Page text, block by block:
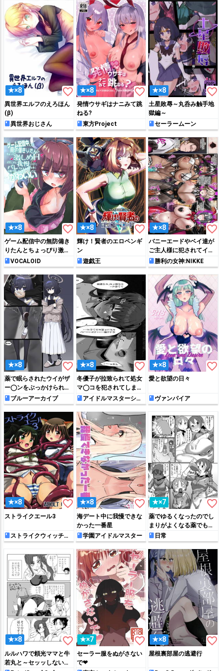
★×8 favorite_border
異世界エルフのえろほん
(β)
異世界おじさん
★×8 favorite_border
発情ウサギはナニみて跳
ねる?
東方Project
★×8 favorite_border
土星敗辱～丸呑み触手地
獄編～
セーラームーン
★×8 favorite_border
ゲーム配信中の無防備き
りたんとちょっぴり激し
めH 必死に声を我慢しな
がらバレないように頑張
る様子が可愛い
VOCALOID
★×8 favorite_border
輝け！賢者のエロペンギ
ン
遊戯王
★×8 favorite_border
バニーエードやベイ達が
ご主人様に犯されてイキ
まくる!!
勝利の女神:NIKKE
★×8 favorite_border
薬で眠らされたウイがザ
ー◯ンをぶっかけられち
ゃう♡
ブルーアーカイブ
★×8 favorite_border
冬優子が拉致られて処女
マ◯コを犯されてしま
う…アイドルマスターシャ
イニーカラーズ
★×8 favorite_border
愛と欲望の日々
ヴァンパイア
★×8 favorite_border
ストライクエール3
ストライクウィッチー
ズ
★×8 favorite_border
海デート中に我慢できな
かった一番星
学園アイドルマスター
★×7 favorite_border
薬でゆるくなったのでし
まりがよくなる薬でもと
にもどすゆっこ + 姉にち
んぽはえて親友をとられ
るみお
日常
★×8 favorite_border
ルルハワで頼光ママと牛
若丸と～セッッしないと
★×7 favorite_border
セーラー服をぬがさない
で❤︎
★×8 favorite_border
屋根裏部屋の逃避行